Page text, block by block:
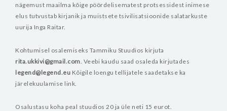
nägemust maailma kõige pöördelisematest protsessidest inimese
elus tutvustab kirjanik ja muistsete tsivilisatsioonide salatarkuste
uurija Inga Raitar.
Kohtumisel osalemiseks Tammiku Stuudios kirjuta
rita.ukkivi@gmail.com. Veebi kaudu saad osaleda kirjutades
legend@legend.eu Kõigile loengu tellijatele saadetakse ka
järelekuulamise link.
Osalustasu koha peal stuudios 20 ja üle neti 15 eurot.